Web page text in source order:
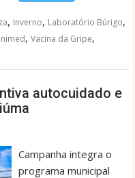
, Inverno, Laboratório Búrigo,
,Vacina da Gripe,
autocuidado e
Campanha integra o
programa municipal